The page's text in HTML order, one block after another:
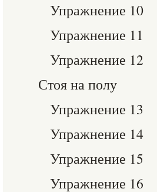
Упражнение 10
Упражнение 11
Упражнение 12
Стоя на полу
Упражнение 13
Упражнение 14
Упражнение 15
Упражнение 16